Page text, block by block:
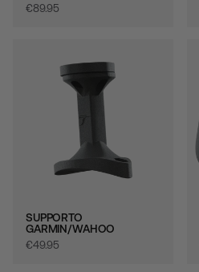
€‎89.95
SUPPORTO
GARMIN/WAHOO
€‎49.95